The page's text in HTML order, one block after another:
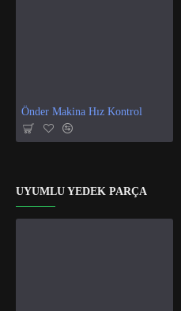
Önder Makina Hız Kontrol
UYUMLU YEDEK PARÇA